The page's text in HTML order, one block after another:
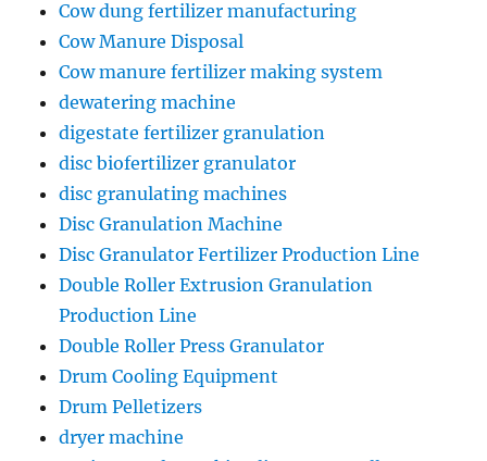
Cow dung fertilizer manufacturing
Cow Manure Disposal
Cow manure fertilizer making system
dewatering machine
digestate fertilizer granulation
disc biofertilizer granulator
disc granulating machines
Disc Granulation Machine
Disc Granulator Fertilizer Production Line
Double Roller Extrusion Granulation
Production Line
Double Roller Press Granulator
Drum Cooling Equipment
Drum Pelletizers
dryer machine